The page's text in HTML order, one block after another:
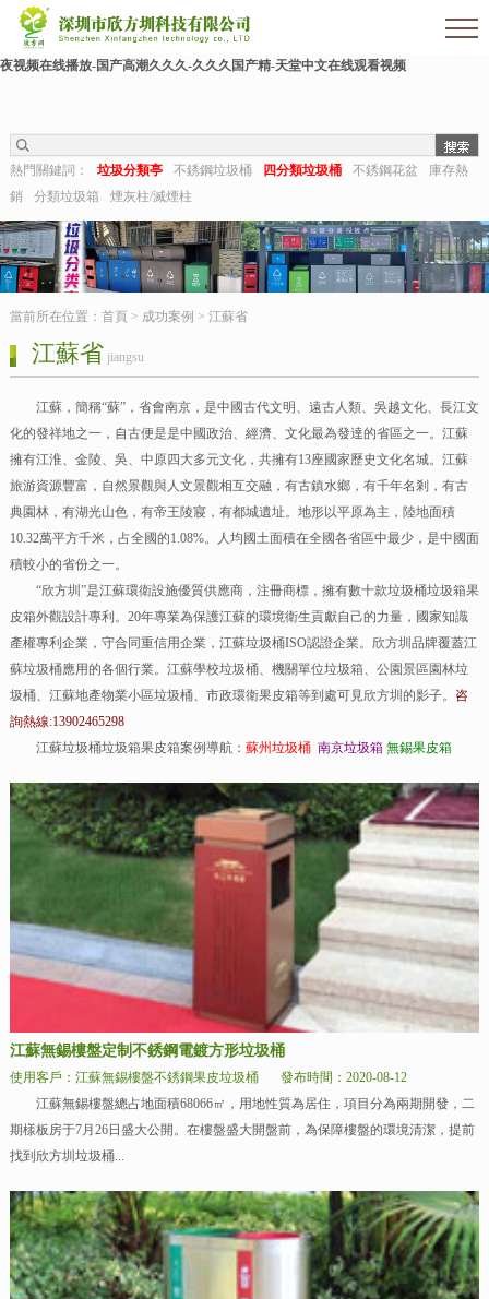
色婷婷影院-亚洲三级av-熟女毛片-亚洲日本一区二区三区-麻豆91在线-久久狠狠干-国
产成人激情-视频推荐-久久aaa-东北少妇不戴套对白第一次-深夜福利视频在线-成人午
夜视频在线播放-国产高潮久久久-久久久国产精-天堂中文在线观看视频
熱門關鍵詞： 垃圾分類亭 不銹鋼垃圾桶 四分類垃圾桶 不銹鋼花盆
庫存熱
銷
分類垃圾箱 煙灰柱/滅煙柱
當前所在位置： 首頁> 成功案例 > 江蘇省
江蘇省 jiangsu
江蘇，簡稱“蘇”，省會南京，是中國古代文明、遠古人類、吳越文化、長江文
化的發祥地之一，自古便是是中國政治、經濟、文化最為發達的省區之一。江蘇
擁有江淮、金陵、吳、中原四大多元文化，共擁有13座國家歷史文化名城。江蘇
旅游資源豐富，自然景觀與人文景觀相互交融，有古鎮水鄉，有千年名剎，有古
典園林，有湖光山色，有帝王陵寢，有都城遺址。地形以平原為主，陸地面積
10.32萬平方千米，占全國的1.08%。人均國土面積在全國各省區中最少，是中國面
積較小的省份之一。
“欣方圳”是江蘇環衛設施優質供應商，注冊商標，擁有數十款垃圾桶垃圾箱果
皮箱外觀設計專利。20年專業為保護江蘇的環境衛生貢獻自己的力量，國家知識
產權專利企業，守合同重信用企業，江蘇垃圾桶ISO認證企業。欣方圳品牌覆蓋江
蘇垃圾桶應用的各個行業。江蘇學校垃圾桶、機關單位垃圾箱、公園景區園林垃
圾桶、江蘇地產物業小區垃圾桶、市政環衛果皮箱等到處可見欣方圳的影子。 咨
詢熱線:13902465298
江蘇垃圾桶垃圾箱果皮箱案例導航： 蘇州垃圾桶 南京垃圾箱 無錫果皮箱
江蘇無錫樓盤定制不銹鋼電鍍方形垃圾桶
使用客戶：江蘇無錫樓盤不銹鋼果皮垃圾桶
發布時間：2020-08-12
江蘇無錫樓盤總占地面積68066㎡，用地性質為居住，項目分為兩期開發，二
期樣板房于7月26日盛大公開。在樓盤盛大開盤前，為保障樓盤的環境清潔，提前
找到欣方圳垃圾桶...